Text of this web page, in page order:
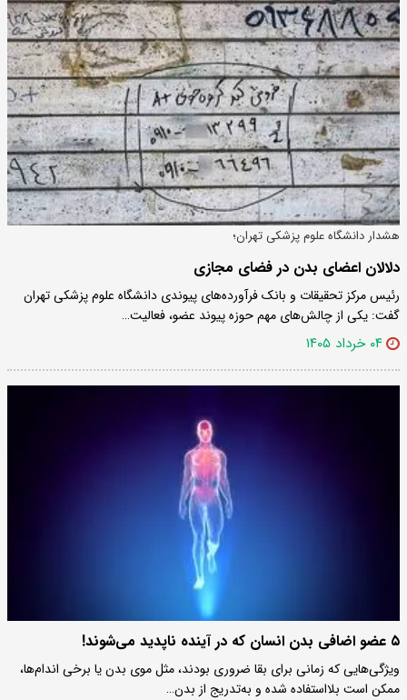
هشدار دانشگاه علوم پزشکی تهران؛
دلالان اعضای بدن در فضای مجازی
رئیس مرکز تحقیقات و بانک فرآورده‌های پیوندی دانشگاه علوم پزشکی تهران
گفت: یکی از چالش‌های مهم حوزه پیوند عضو، فعالیت…
۰۴ خرداد ۱۴۰۵
۵ عضو اضافی بدن انسان که در آینده ناپدید می‌شوند!
ویژگی‌هایی که زمانی برای بقا ضروری بودند، مثل موی بدن یا برخی اندام‌ها،
ممکن است بلااستفاده شده و به‌تدریج از بدن…